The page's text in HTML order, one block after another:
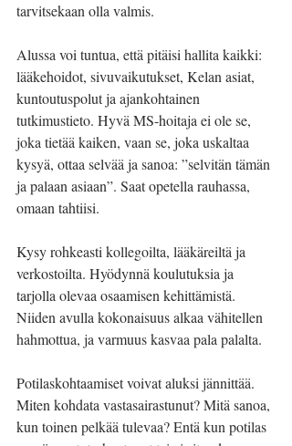
tarvitsekaan olla valmis.
Alussa voi tuntua, että pitäisi hallita kaikki:
lääkehoidot, sivuvaikutukset, Kelan asiat,
kuntoutuspolut ja ajankohtainen
tutkimustieto. Hyvä MS-hoitaja ei ole se,
joka tietää kaiken, vaan se, joka uskaltaa
kysyä, ottaa selvää ja sanoa: ”selvitän tämän
ja palaan asiaan”. Saat opetella rauhassa,
omaan tahtiisi.
Kysy rohkeasti kollegoilta, lääkäreiltä ja
verkostoilta. Hyödynnä koulutuksia ja
tarjolla olevaa osaamisen kehittämistä.
Niiden avulla kokonaisuus alkaa vähitellen
hahmottua, ja varmuus kasvaa pala palalta.
Potilaskohtaamiset voivat aluksi jännittää.
Miten kohdata vastasairastunut? Mitä sanoa,
kun toinen pelkää tulevaa? Entä kun potilas